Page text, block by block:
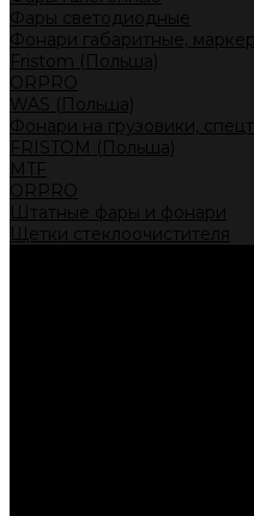
Фары светодиодные
Фонари габаритные,
Fristom (Польша)
ORPRO
WAS (Польша)
Фонари на грузовики,
FRISTOM (Польша)
MTF
ORPRO
Штатные фары и фонари
Щетки стеклоочистителя